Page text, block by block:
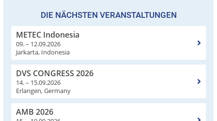
DIE NÄCHSTEN VERANSTALTUNGEN
METEC Indonesia
09. – 12.09.2026
Jarkarta, Indonesia
DVS CONGRESS 2026
14. – 15.09.2026
Erlangen, Germany
AMB 2026